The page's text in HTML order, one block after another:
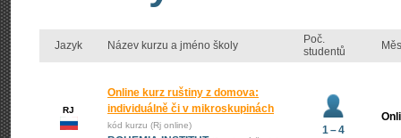
Jazyk Název kurzu a jméno školy
Poč.
studentů
RJ
Online kurz ruštiny z domova:
individuálně či v mikroskupinách
kód kurzu (Rj online) 1 – 4